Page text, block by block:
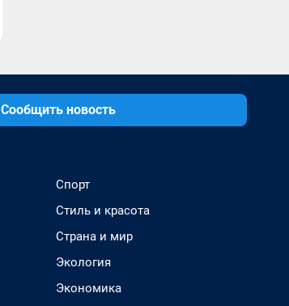
Сообщить новость
Спорт
Стиль и красота
Страна и мир
Экология
Экономика